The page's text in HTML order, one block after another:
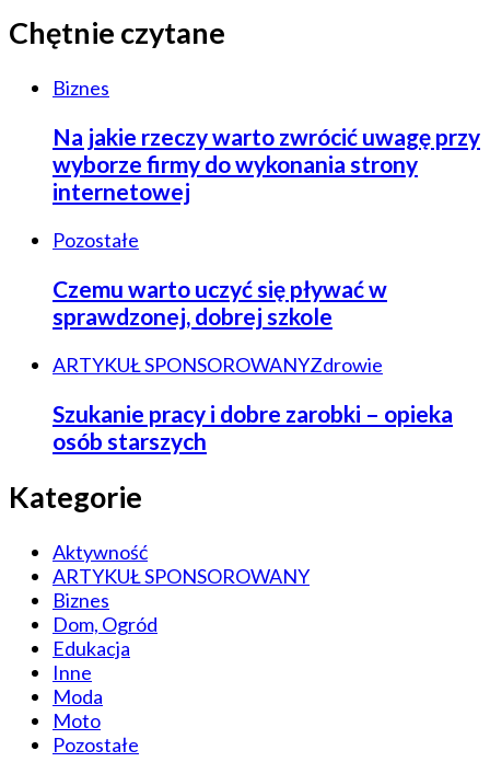
Chętnie czytane
Biznes
Na jakie rzeczy warto zwrócić uwagę przy
wyborze firmy do wykonania strony
internetowej
Pozostałe
Czemu warto uczyć się pływać w
sprawdzonej, dobrej szkole
ARTYKUŁ SPONSOROWANYZdrowie
Szukanie pracy i dobre zarobki – opieka
osób starszych
Kategorie
Aktywność
ARTYKUŁ SPONSOROWANY
Biznes
Dom, Ogród
Edukacja
Inne
Moda
Moto
Pozostałe